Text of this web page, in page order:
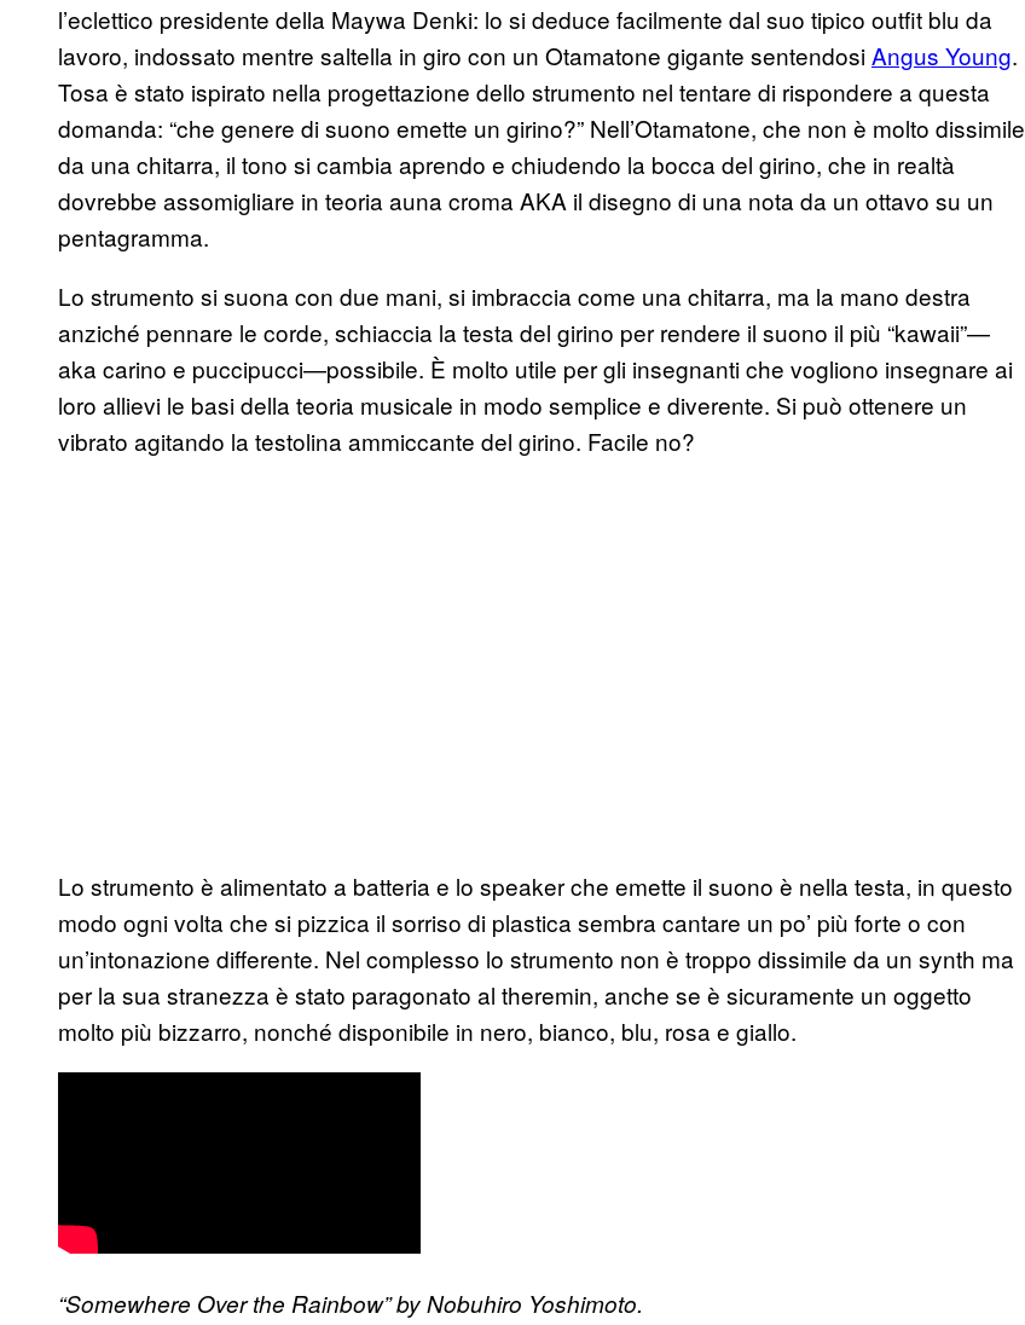
l’eclettico presidente della Maywa Denki: lo si deduce facilmente dal suo tipico outfit blu da
lavoro, indossato mentre saltella in giro con un Otamatone gigante sentendosiAngus Young.
Tosa è stato ispirato nella progettazione dello strumento nel tentare di rispondere a questa
domanda: “che genere di suono emette un girino?” Nell’Otamatone, che non è molto dissimile
da una chitarra, il tono si cambia aprendo e chiudendo la bocca del girino, che in realtà
dovrebbe assomigliare in teoria auna croma AKA il disegno di una nota da un ottavo su un
pentagramma.
Lo strumento si suona con due mani, si imbraccia come una chitarra, ma la mano destra
anziché pennare le corde, schiaccia la testa del girino per rendere il suono il più “kawaii”—
aka carino e puccipucci—possibile. È molto utile per gli insegnanti che vogliono insegnare ai
loro allievi le basi della teoria musicale in modo semplice e diverente. Si può ottenere un
vibrato agitando la testolina ammiccante del girino. Facile no?
Lo strumento è alimentato a batteria e lo speaker che emette il suono è nella testa, in questo
modo ogni volta che si pizzica il sorriso di plastica sembra cantare un po’ più forte o con
un’intonazione differente. Nel complesso lo strumento non è troppo dissimile da un synth ma
per la sua stranezza è stato paragonato al theremin, anche se è sicuramente un oggetto
molto più bizzarro, nonché disponibile in nero, bianco, blu, rosa e giallo.
“Somewhere Over the Rainbow” by Nobuhiro Yoshimoto.